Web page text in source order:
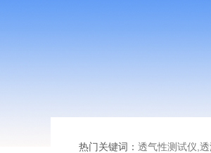
热门关键词： 透气性测试仪,透湿